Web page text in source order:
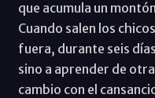
que acumula un
Cuando salen los
fuera, durante seis
sino a aprender de
cambio con el